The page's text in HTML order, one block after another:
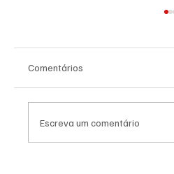
Comentários
Escreva um comentário